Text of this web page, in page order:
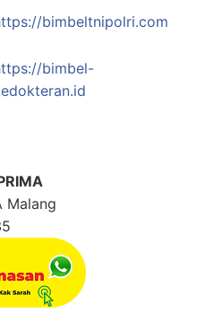
bimbeltnipolri.com
bimbel-
Malang